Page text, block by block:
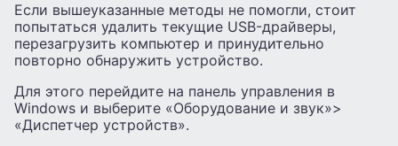
Если вышеуказанные методы не помогли, стоит
попытаться удалить текущие USB-драйверы,
перезагрузить компьютер и принудительно
повторно обнаружить устройство.
Для этого перейдите на панель управления в
Windows и выберите «Оборудование и звук»>
«Диспетчер устройств».